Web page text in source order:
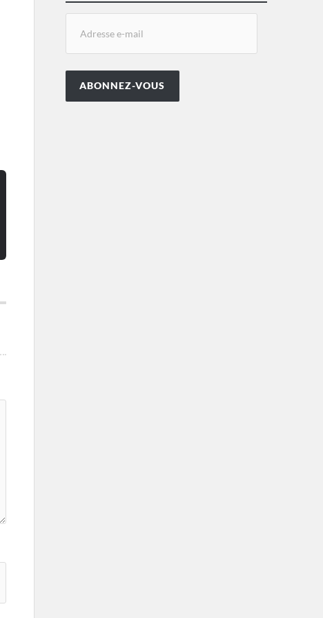
ABONNEZ-VOUS